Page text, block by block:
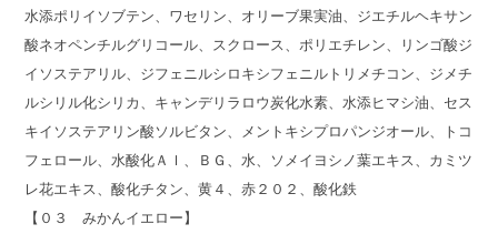
水添ポリイソブテン、ワセリン、オリーブ果実油、ジエチルヘキサン
酸ネオペンチルグリコール、スクロース、ポリエチレン、リンゴ酸ジ
イソステアリル、ジフェニルシロキシフェニルトリメチコン、ジメチ
ルシリル化シリカ、キャンデリラロウ炭化水素、水添ヒマシ油、セス
キイソステアリン酸ソルビタン、メントキシプロパンジオール、トコ
フェロール、水酸化Ａｌ、ＢＧ、水、ソメイヨシノ葉エキス、カミツ
レ花エキス、酸化チタン、黄４、赤２０２、酸化鉄
【０３ みかんイエロー】